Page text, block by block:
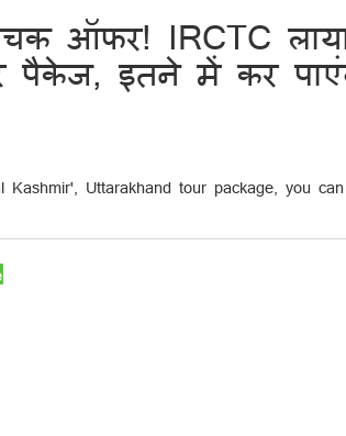
ऑफर! IRCTC
पैकेज, इतने में कर